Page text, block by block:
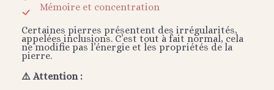
Mémoire et concentration
Certaines pierres présentent des irrégularités,
appelées inclusions. C’est tout à fait normal, cela
ne modifie pas l’énergie et les propriétés de la
pierre.
⚠️ Attention :